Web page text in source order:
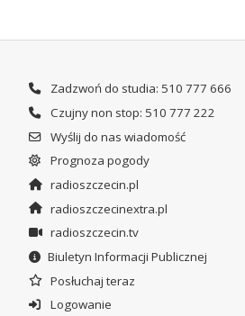
Zadzwoń do studia: 510 777 666
Czujny non stop: 510 777 222
Wyślij do nas wiadomość
Prognoza pogody
radioszczecin.pl
radioszczecinextra.pl
radioszczecin.tv
Biuletyn Informacji Publicznej
Posłuchaj teraz
Logowanie